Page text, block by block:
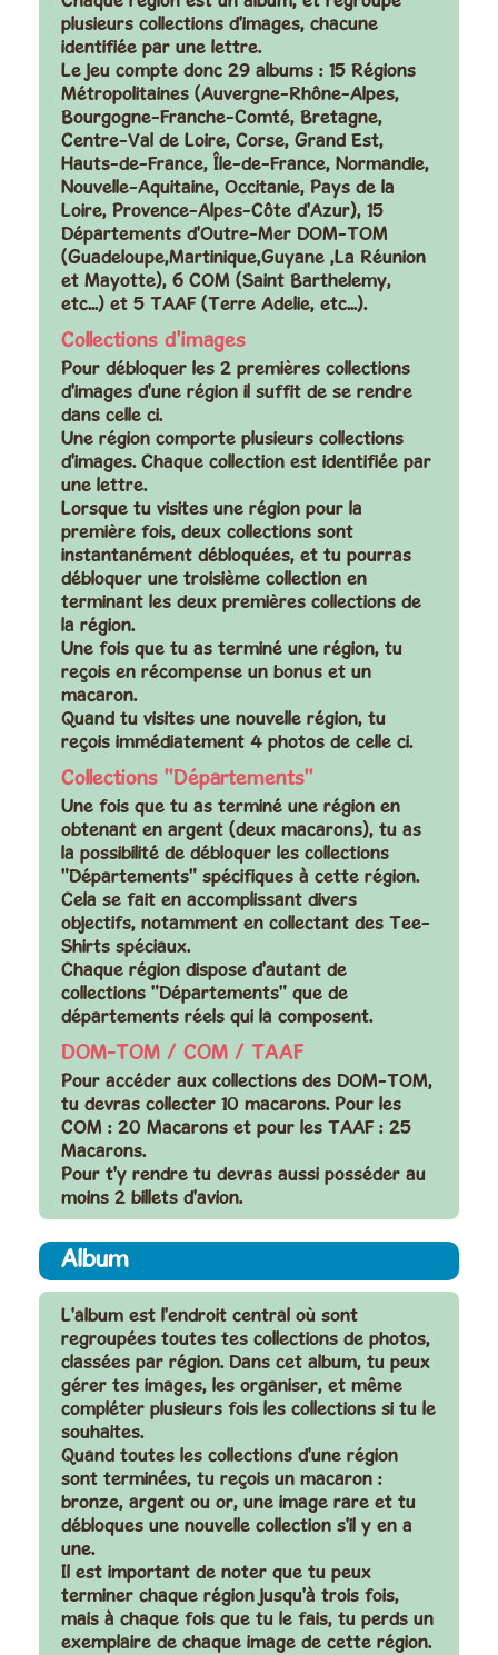
plusieurs collections d'images, chacune
identifiée par une lettre.
Le jeu compte donc 29 albums : 15 Régions
Métropolitaines (Auvergne-Rhône-Alpes,
Bourgogne-Franche-Comté, Bretagne,
Centre-Val de Loire, Corse, Grand Est,
Hauts-de-France, Île-de-France, Normandie,
Nouvelle-Aquitaine, Occitanie, Pays de la
Loire, Provence-Alpes-Côte d'Azur), 15
Départements d'Outre-Mer DOM-TOM
(Guadeloupe,Martinique,Guyane ,La Réunion
et Mayotte), 6 COM (Saint Barthelemy,
etc...) et 5 TAAF (Terre Adelie, etc...).
Collections d'images
Pour débloquer les 2 premières collections
d'images d'une région il suffit de se rendre
dans celle ci.
Une région comporte plusieurs collections
d'images. Chaque collection est identifiée par
une lettre.
Lorsque tu visites une région pour la
première fois, deux collections sont
instantanément débloquées, et tu pourras
débloquer une troisième collection en
terminant les deux premières collections de
la région.
Une fois que tu as terminé une région, tu
reçois en récompense un bonus etun
macaron.
Quand tu visites une nouvelle région, tu
reçois immédiatement 4 photos de celle ci.
Collections "Départements"
Une fois que tu as terminé une région en
obtenant en argent (deux macarons), tu as
la possibilité de débloquer les collections
"Départements" spécifiques à cette région.
Cela se fait en accomplissant divers
objectifs, notamment en collectant des Tee-
Shirts spéciaux.
Chaque région dispose d'autant de
collections "Départements" que de
départements réels qui la composent.
DOM-TOM / COM / TAAF
Pour accéder aux collections des DOM-TOM,
tu devras collecter 10 macarons. Pour les
COM : 20 Macarons et pour les TAAF : 25
Macarons.
Pour t'y rendre tu devras aussi posséder au
moins 2 billets d'avion.
Album
L'album est l'endroit central où sont
regroupées toutes tes collections de photos,
classées par région. Dans cet album, tu peux
gérer tes images, les organiser, et même
compléter plusieurs fois les collections si tu le
souhaites.
Quand toutes les collections d'une région
sont terminées, tu reçois un macaron :
bronze, argent ou or, une image rare et tu
débloques une nouvelle collection s'il y en a
une.
Il est important de noter que tu peux
terminer chaque région jusqu'à trois fois,
mais à chaque fois que tu le fais,tu perds un
exemplaire de chaque image de cette région.